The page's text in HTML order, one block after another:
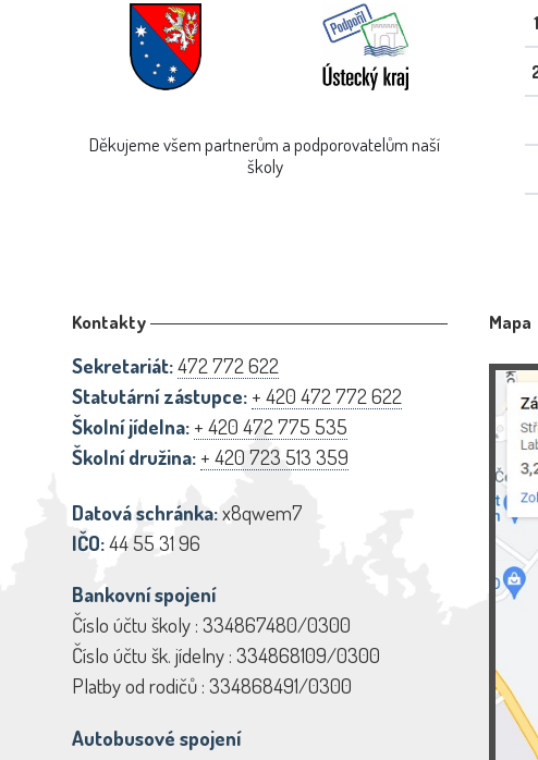
Děkujeme všem partnerům a podporovatelům naší
školy
Kontakty
Sekretariát:472 772 622
Statutární zástupce: + 420 472 772 622
Školní jídelna: + 420 472 775 535
Školní družina: + 420 723 513 359
Datová schránka:x8qwem7
IČO:44 55 31 96
Bankovní spojení
Číslo účtu školy : 334867480/0300
Číslo účtu šk. jídelny : 334868109/0300
Platby od rodičů : 334868491/0300
Autobusové spojení
Mapa